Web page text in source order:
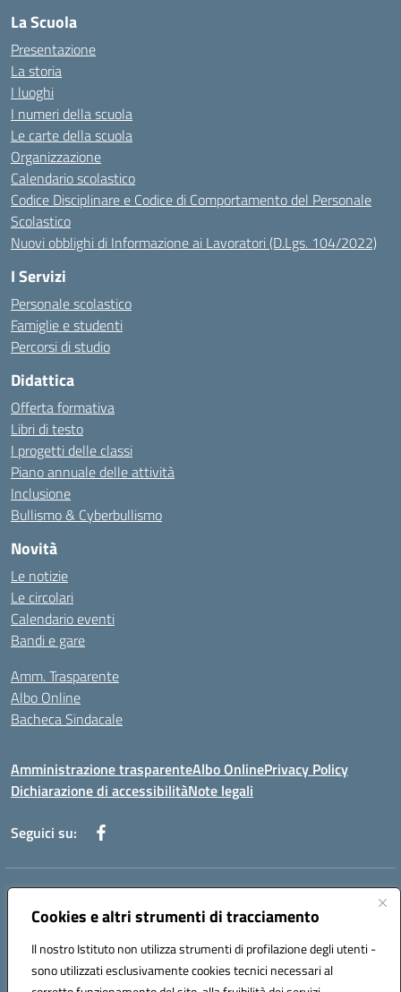
Cookies e altri strumenti di tracciamento
Il nostro Istituto non utilizza strumenti di profilazione degli utenti -
sono utilizzati esclusivamente cookies tecnici necessari al
La Scuola
Presentazione
La storia
I luoghi
I numeri della scuola
Le carte della scuola
Organizzazione
Calendario scolastico
Codice Disciplinare e Codice di Comportamento del Personale
Scolastico
Nuovi obblighi di Informazione ai Lavoratori (D.Lgs. 104/2022)
I Servizi
Personale scolastico
Famiglie e studenti
Percorsi di studio
Didattica
Offerta formativa
Libri di testo
I progetti delle classi
Piano annuale delle attività
Inclusione
Bullismo & Cyberbullismo
Novità
Le notizie
Le circolari
Calendario eventi
Bandi e gare
Amm. Trasparente
Albo Online
Bacheca Sindacale
Amministrazione trasparenteAlbo OnlinePrivacy Policy
Dichiarazione di accessibilitàNote legali
Seguici su:
Indirizzo:
Centralino:0881234514 - 0881752614 - 0881719420
Posta elettronica certificata (PEC):fgps010008@pec.istruzione.it
Codice fiscale: 80003140714